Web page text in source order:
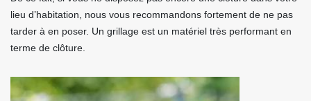
lieu d’habitation, nous vous recommandons fortement de ne pas
tarder à en poser. Un grillage est un matériel très performant en
terme de clôture.